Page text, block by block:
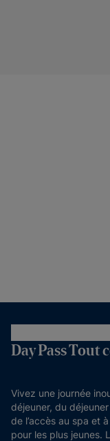
Day Pass Tout
Vivez une journée
déjeuner, du
de l’accès au spa et
pour les plus jeunes.